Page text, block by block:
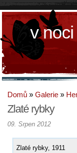
v
Domů » Galerie »
Zlaté rybky
09. Srpen 2012
Zlaté rybky, 1911